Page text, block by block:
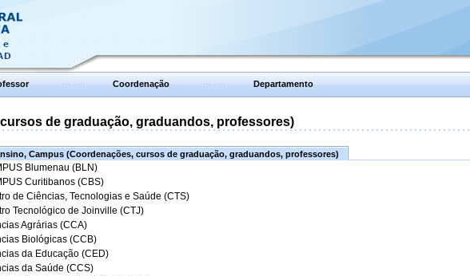
Coordenação Departamento
de graduação, graduandos, professores)
Campus (Coordenações, cursos de graduação, graduandos, professores)
Blumenau (BLN)
Curitibanos (CBS)
de Ciências, Tecnologias e Saúde (CTS)
Tecnológico de Joinville (CTJ)
Agrárias (CCA)
Biológicas (CCB)
da Educação (CED)
da Saúde (CCS)